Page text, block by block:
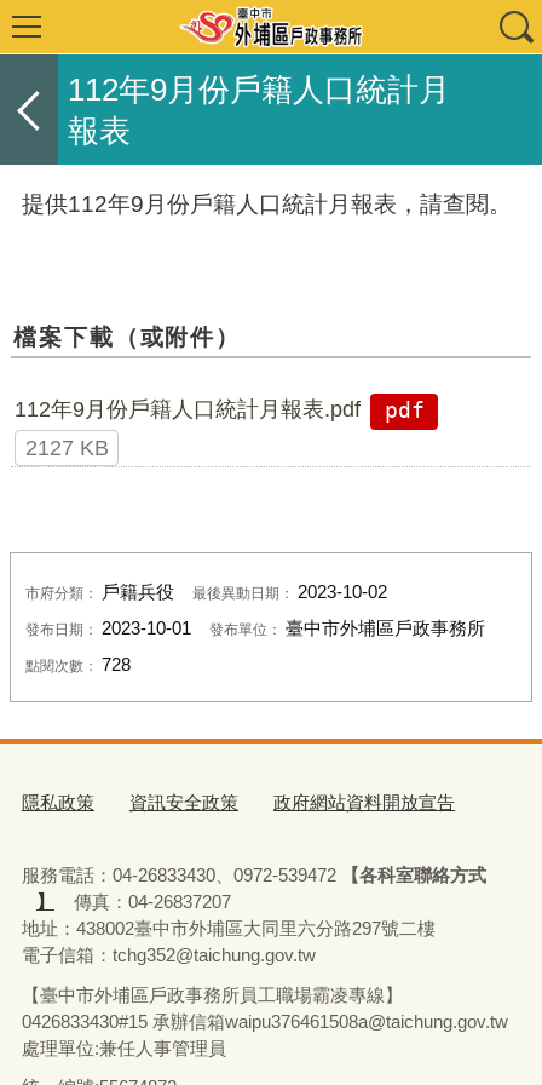
112年9月份戶籍人口統計月
報表
提供112年9月份戶籍人口統計月報表，請查閱。
檔案下載（或附件）
112年9月份戶籍人口統計月報表.pdf
pdf
2127 KB
市府分類： 戶籍兵役 最後異動日期： 2023-10-02
發布日期： 2023-10-01 發布單位： 臺中市外埔區戶政事務所
點閱次數： 728
隱私政策 資訊安全政策 政府網站資料開放宣告
服務電話：04-26833430、0972-539472
【各科室聯絡方式
】
傳真：04-26837207
地址：438002臺中市外埔區大同里六分路297號二樓
電子信箱：tchg352@taichung.gov.tw
【臺中市外埔區戶政事務所員工職場霸凌專線】
0426833430#15 承辦信箱waipu376461508a@taichung.gov.tw
處理單位:兼任人事管理員